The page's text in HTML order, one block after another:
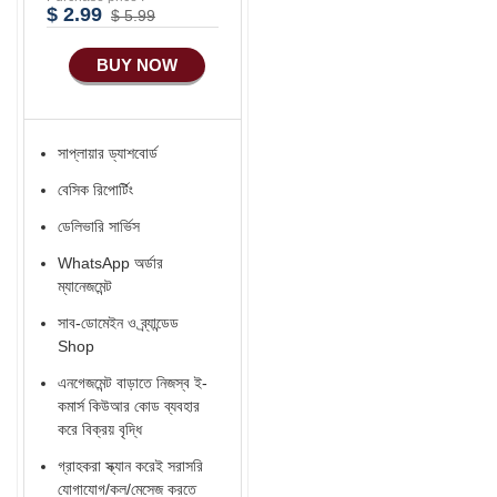
নিজস্ব ব্র্যান্ডেড বারকোড
সিস্টেম
প্রতি মাসে 35 টি পণ্য
পণ্য
প্রোডাক্ট ফটোগ্রাফি এডিট
20 টি পণ্য
ভিডিও Shoot 7 টি পণ্য
ভিডিও এডিট 7 টি পণ্য
মার্কেটিং বুস্ট সার্ভিস ৳700
প্রায়োরিটি সাপোর্ট
বিজনেস কনসালটেন্সি সার্ভিস
$ 2.99 $ 5.99
BUY NOW
সাপ্লায়ার ড্যাশবোর্ড
বেসিক রিপোর্টিং
ডেলিভারি সার্ভিস
WhatsApp অর্ডার
ম্যানেজমেন্ট
সাব-ডোমেইন ও ব্র্যান্ডেড
Shop
এনগেজমেন্ট বাড়াতে নিজস্ব ই-
কমার্স কিউআর কোড ব্যবহার
করে বিক্রয় বৃদ্ধি
গ্রাহকরা স্ক্যান করেই সরাসরি
যোগাযোগ/কল/মেসেজ করতে